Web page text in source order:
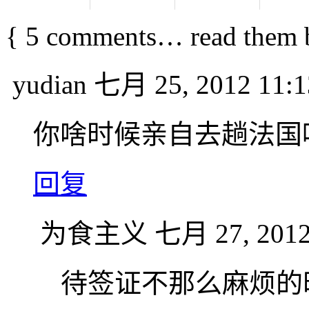
{ 5 comments… read
yudian 七月 25, 2012
你啥时候亲自去趟法国
回复
为食主义 七月 27,
待签证不那么麻烦